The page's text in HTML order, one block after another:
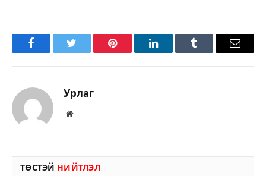
FacebookTwitter Pinterest LinkedInTumblr Имэйл
Урлаг
Вэбсайт
ТӨСТЭЙ НИЙТЛЭЛ